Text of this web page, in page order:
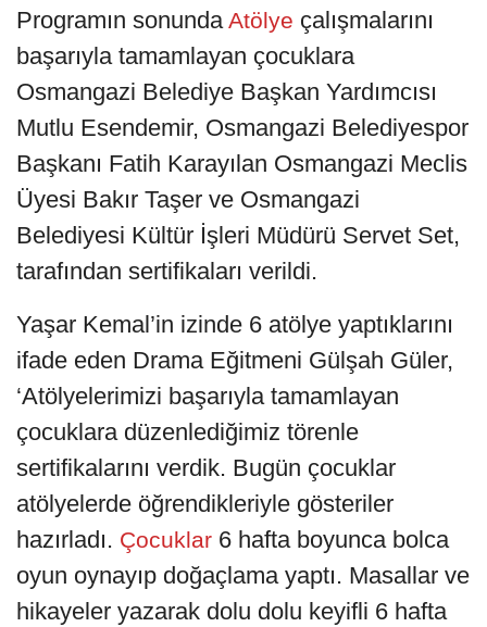
Programın sonunda Atölye çalışmalarını
başarıyla tamamlayan çocuklara
Osmangazi Belediye Başkan Yardımcısı
Mutlu Esendemir, Osmangazi Belediyespor
Başkanı Fatih Karayılan Osmangazi Meclis
Üyesi Bakır Taşer ve Osmangazi
Belediyesi Kültür İşleri Müdürü Servet Set,
tarafından sertifikaları verildi.
Yaşar Kemal’in izinde 6 atölye yaptıklarını
ifade eden Drama Eğitmeni Gülşah Güler,
‘Atölyelerimizi başarıyla tamamlayan
çocuklara düzenlediğimiz törenle
sertifikalarını verdik. Bugün çocuklar
atölyelerde öğrendikleriyle gösteriler
hazırladı. Çocuklar 6 hafta boyunca bolca
oyun oynayıp doğaçlama yaptı. Masallar ve
hikayeler yazarak dolu dolu keyifli 6 hafta